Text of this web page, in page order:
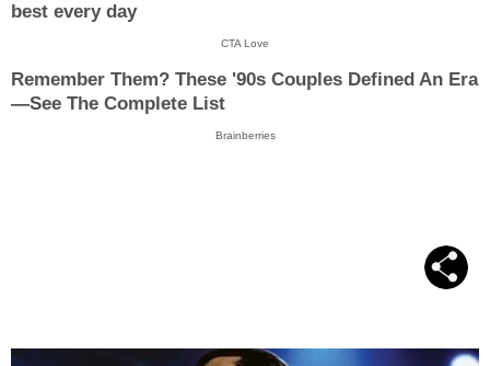
best every day
CTA Love
Remember Them? These '90s Couples Defined An Era
—See The Complete List
Brainberries